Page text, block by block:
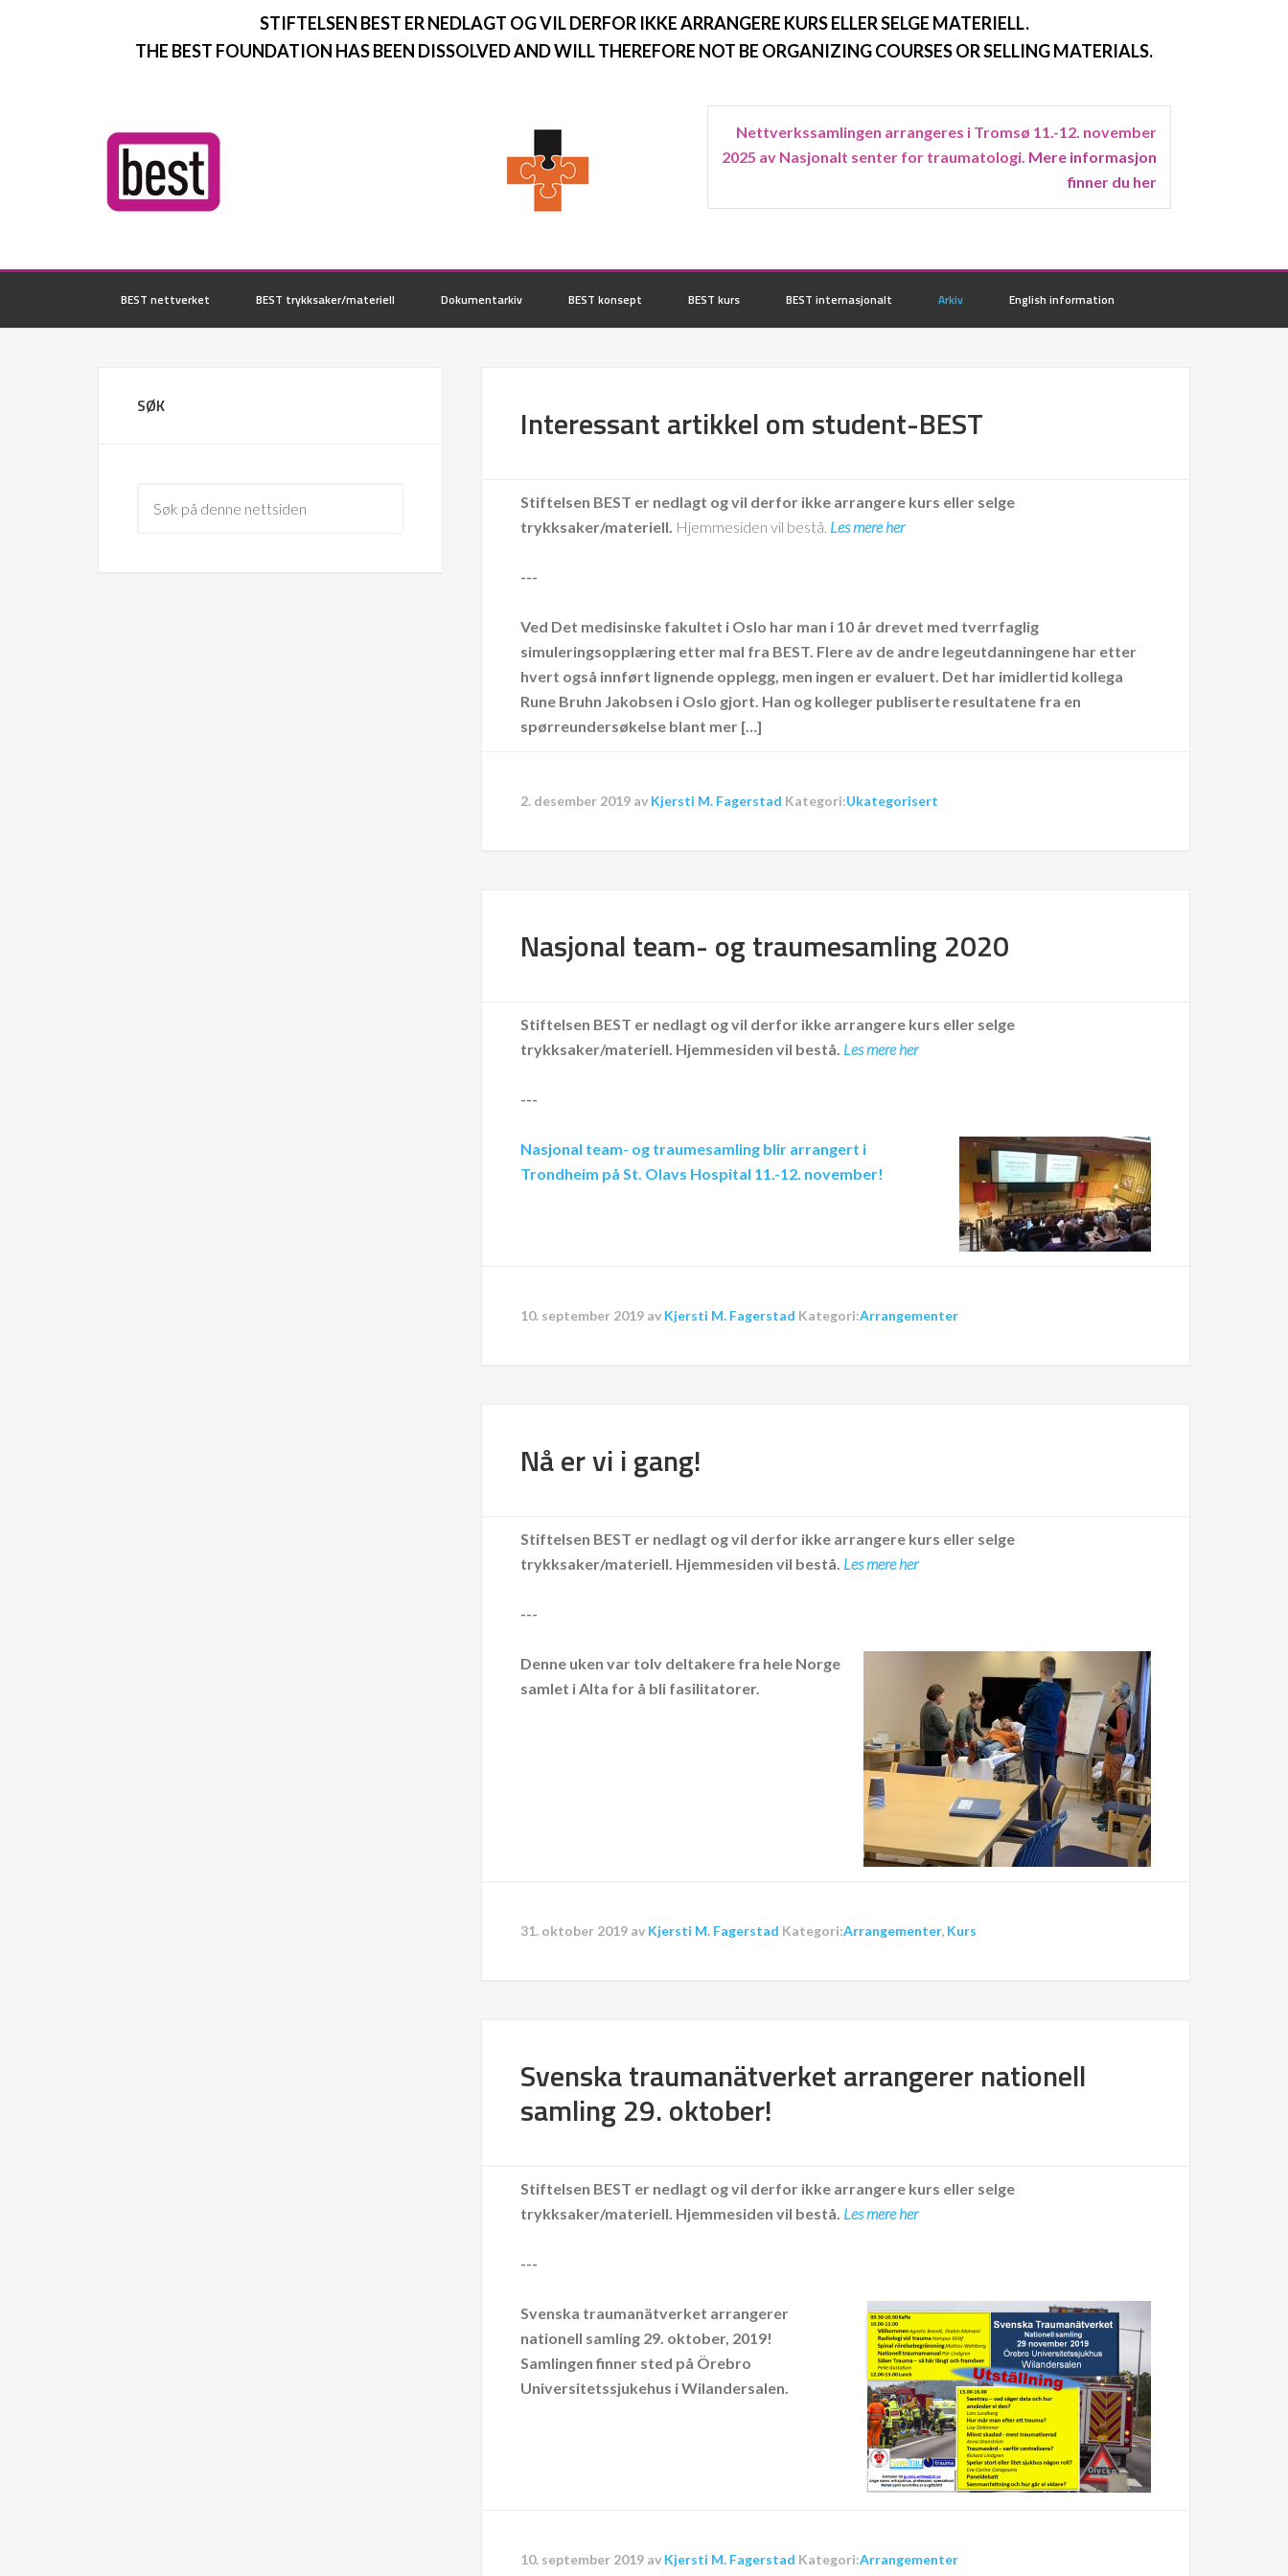
STIFTELSEN BEST ER NEDLAGT OG VIL DERFOR IKKE ARRANGERE KURS ELLER SELGE MATERIELL.
THE BEST FOUNDATION HAS BEEN DISSOLVED AND WILL THEREFORE NOT BE ORGANIZING COURSES OR SELLING MATERIALS.
Nettverkssamlingen arrangeres i Tromsø 11.-12. november
2025 av Nasjonalt senter for traumatologi. Mere informasjon
finner du her
BEST nettverket BEST trykksaker/materiell Dokumentarkiv BEST konsept BEST kurs BEST internasjonalt Arkiv English information
Interessant artikkel om student-BEST
Stiftelsen BEST er nedlagt og vil derfor ikke arrangere kurs eller selge
trykksaker/materiell. Hjemmesiden vil bestå. Les mere her
---
Ved Det medisinske fakultet i Oslo har man i 10 år drevet med tverrfaglig
simuleringsopplæring etter mal fra BEST. Flere av de andre legeutdanningene har etter
hvert også innført lignende opplegg, men ingen er evaluert. Det har imidlertid kollega
Rune Bruhn Jakobsen i Oslo gjort. Han og kolleger publiserte resultatene fra en
spørreundersøkelse blant mer […]
2. desember 2019 av Kjersti M. Fagerstad Kategori:Ukategorisert
Nasjonal team- og traumesamling 2020
Stiftelsen BEST er nedlagt og vil derfor ikke arrangere kurs eller selge
trykksaker/materiell. Hjemmesiden vil bestå. Les mere her
---
Nasjonal team- og traumesamling blir arrangert i
Trondheim på St. Olavs Hospital 11.-12. november!
10. september 2019 av Kjersti M. Fagerstad Kategori:Arrangementer
Nå er vi i gang!
Stiftelsen BEST er nedlagt og vil derfor ikke arrangere kurs eller selge
trykksaker/materiell. Hjemmesiden vil bestå. Les mere her
---
Denne uken var tolv deltakere fra hele Norge
samlet i Alta for å bli fasilitatorer.
31. oktober 2019 av Kjersti M. Fagerstad Kategori:Arrangementer, Kurs
Svenska traumanätverket arrangerer nationell
samling 29. oktober!
Stiftelsen BEST er nedlagt og vil derfor ikke arrangere kurs eller selge
trykksaker/materiell. Hjemmesiden vil bestå. Les mere her
---
Svenska traumanätverket arrangerer
nationell samling 29. oktober, 2019!
Samlingen finner sted på Örebro
Universitetssjukehus i Wilandersalen.
10. september 2019 av Kjersti M. Fagerstad Kategori:Arrangementer
SØK